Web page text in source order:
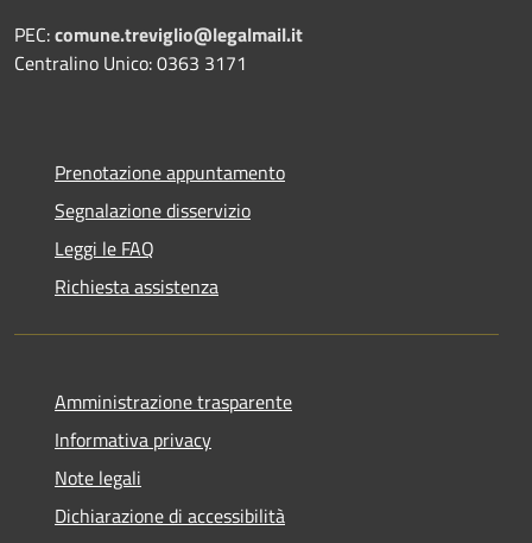
PEC:comune.treviglio@legalmail.it
Centralino Unico: 0363 3171
Prenotazione appuntamento
Segnalazione disservizio
Leggi le FAQ
Richiesta assistenza
Amministrazione trasparente
Informativa privacy
Note legali
Dichiarazione di accessibilità